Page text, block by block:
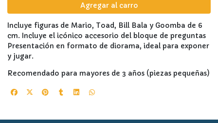
Agregar al carro
Incluye figuras de Mario, Toad, Bill Bala y Goomba de 6
cm. Incluye el icónico accesorio del bloque de preguntas
Presentación en formato de diorama, ideal para exponer
y jugar.
Recomendado para mayores de 3 años (piezas pequeñas)